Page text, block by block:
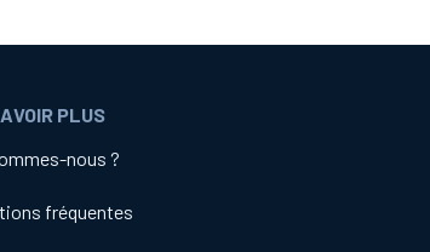
PLUS
nous ?
fréquentes